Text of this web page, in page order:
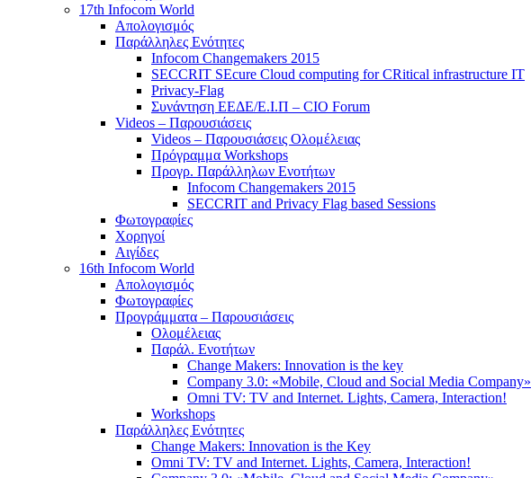
17th Infocom World
Απολογισμός
Παράλληλες Ενότητες
Infocom Changemakers 2015
SECCRIT SEcure Cloud computing for CRitical infrastructure IT
Privacy-Flag
Συνάντηση ΕΕΔΕ/Ε.Ι.Π – CIO Forum
Videos – Παρουσιάσεις
Videos – Παρουσιάσεις Ολομέλειας
Πρόγραμμα Workshops
Προγρ. Παράλληλων Ενοτήτων
Infocom Changemakers 2015
SECCRIT and Privacy Flag based Sessions
Φωτογραφίες
Χορηγοί
Αιγίδες
16th Infocom World
Απολογισμός
Φωτογραφίες
Προγράμματα – Παρουσιάσεις
Ολομέλειας
Παράλ. Ενοτήτων
Change Makers: Innovation is the key
Company 3.0: «Mobile, Cloud and Social Media Company»
Omni TV: TV and Internet. Lights, Camera, Interaction!
Workshops
Παράλληλες Ενότητες
Change Makers: Innovation is the Key
Omni TV: TV and Internet. Lights, Camera, Interaction!